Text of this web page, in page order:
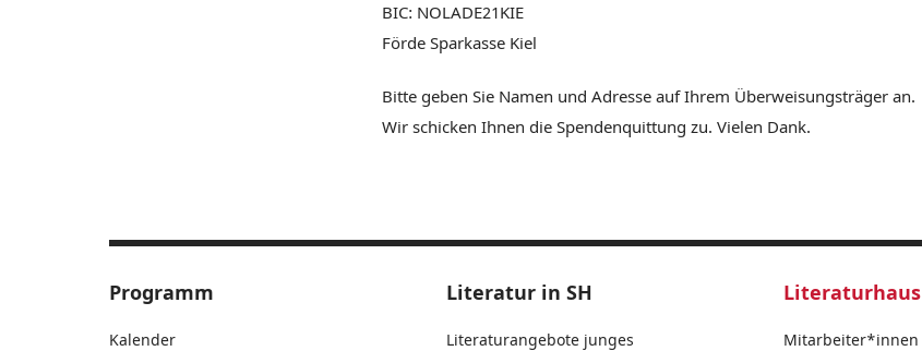
BIC: NOLADE21KIE
Förde Sparkasse Kiel
Bitte geben Sie Namen und Adresse auf Ihrem Überweisungsträger an.
Wir schicken Ihnen die Spendenquittung zu. Vielen Dank.
Programm
Kalender
Literatur in SH
Literaturangebote junges
Literaturhaus
Mitarbeiter*innen